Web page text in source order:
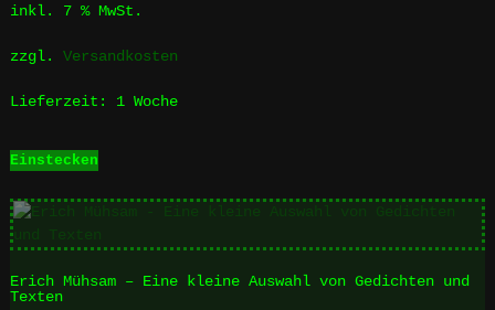
inkl. 7 % MwSt.
zzgl. Versandkosten
Lieferzeit: 1 Woche
Einstecken
Erich Mühsam – Eine kleine Auswahl von Gedichten und
Texten